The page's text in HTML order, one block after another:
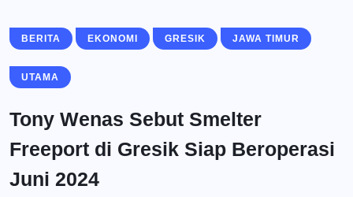
BERITA EKONOMI GRESIK JAWA TIMUR
UTAMA
Tony Wenas Sebut Smelter
Freeport di Gresik Siap Beroperasi
Juni 2024